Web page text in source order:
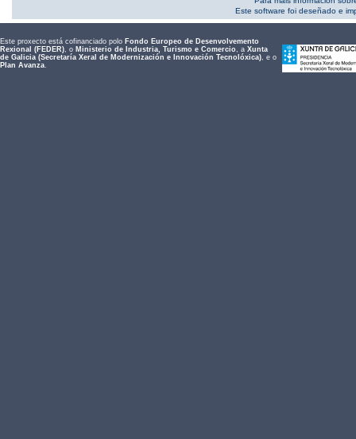
Este software foi deseñado e
Este proxecto está cofinanciado polo Fondo Europeo de Desenvolvemento
Rexional (FEDER), o Ministerio de Industria, Turismo e Comercio, a Xunta
de Galicia (Secretaría Xeral de Modernización e Innovación Tecnolóxica), e o
Plan Avanza.